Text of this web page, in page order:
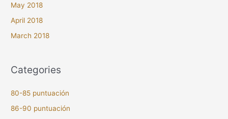
May 2018
April 2018
March 2018
Categories
80-85 puntuación
86-90 puntuación